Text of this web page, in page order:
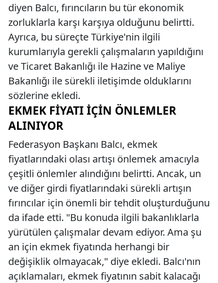
diyen Balcı, fırıncıların bu tür ekonomik
zorluklarla karşı karşıya olduğunu belirtti.
Ayrıca, bu süreçte Türkiye'nin ilgili
kurumlarıyla gerekli çalışmaların yapıldığını
ve Ticaret Bakanlığı ile Hazine ve Maliye
Bakanlığı ile sürekli iletişimde olduklarını
sözlerine ekledi.
EKMEK FIYATI İÇIN ÖNLEMLER
ALINIYOR
Federasyon Başkanı Balcı, ekmek
fiyatlarındaki olası artışı önlemek amacıyla
çeşitli önlemler alındığını belirtti. Ancak, un
ve diğer girdi fiyatlarındaki sürekli artışın
fırıncılar için önemli bir tehdit oluşturduğunu
da ifade etti. "Bu konuda ilgili bakanlıklarla
yürütülen çalışmalar devam ediyor. Ama şu
an için ekmek fiyatında herhangi bir
değişiklik olmayacak," diye ekledi. Balcı'nın
açıklamaları, ekmek fiyatının sabit kalacağı